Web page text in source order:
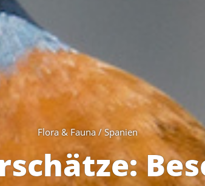
Flora & Fauna / Spanien